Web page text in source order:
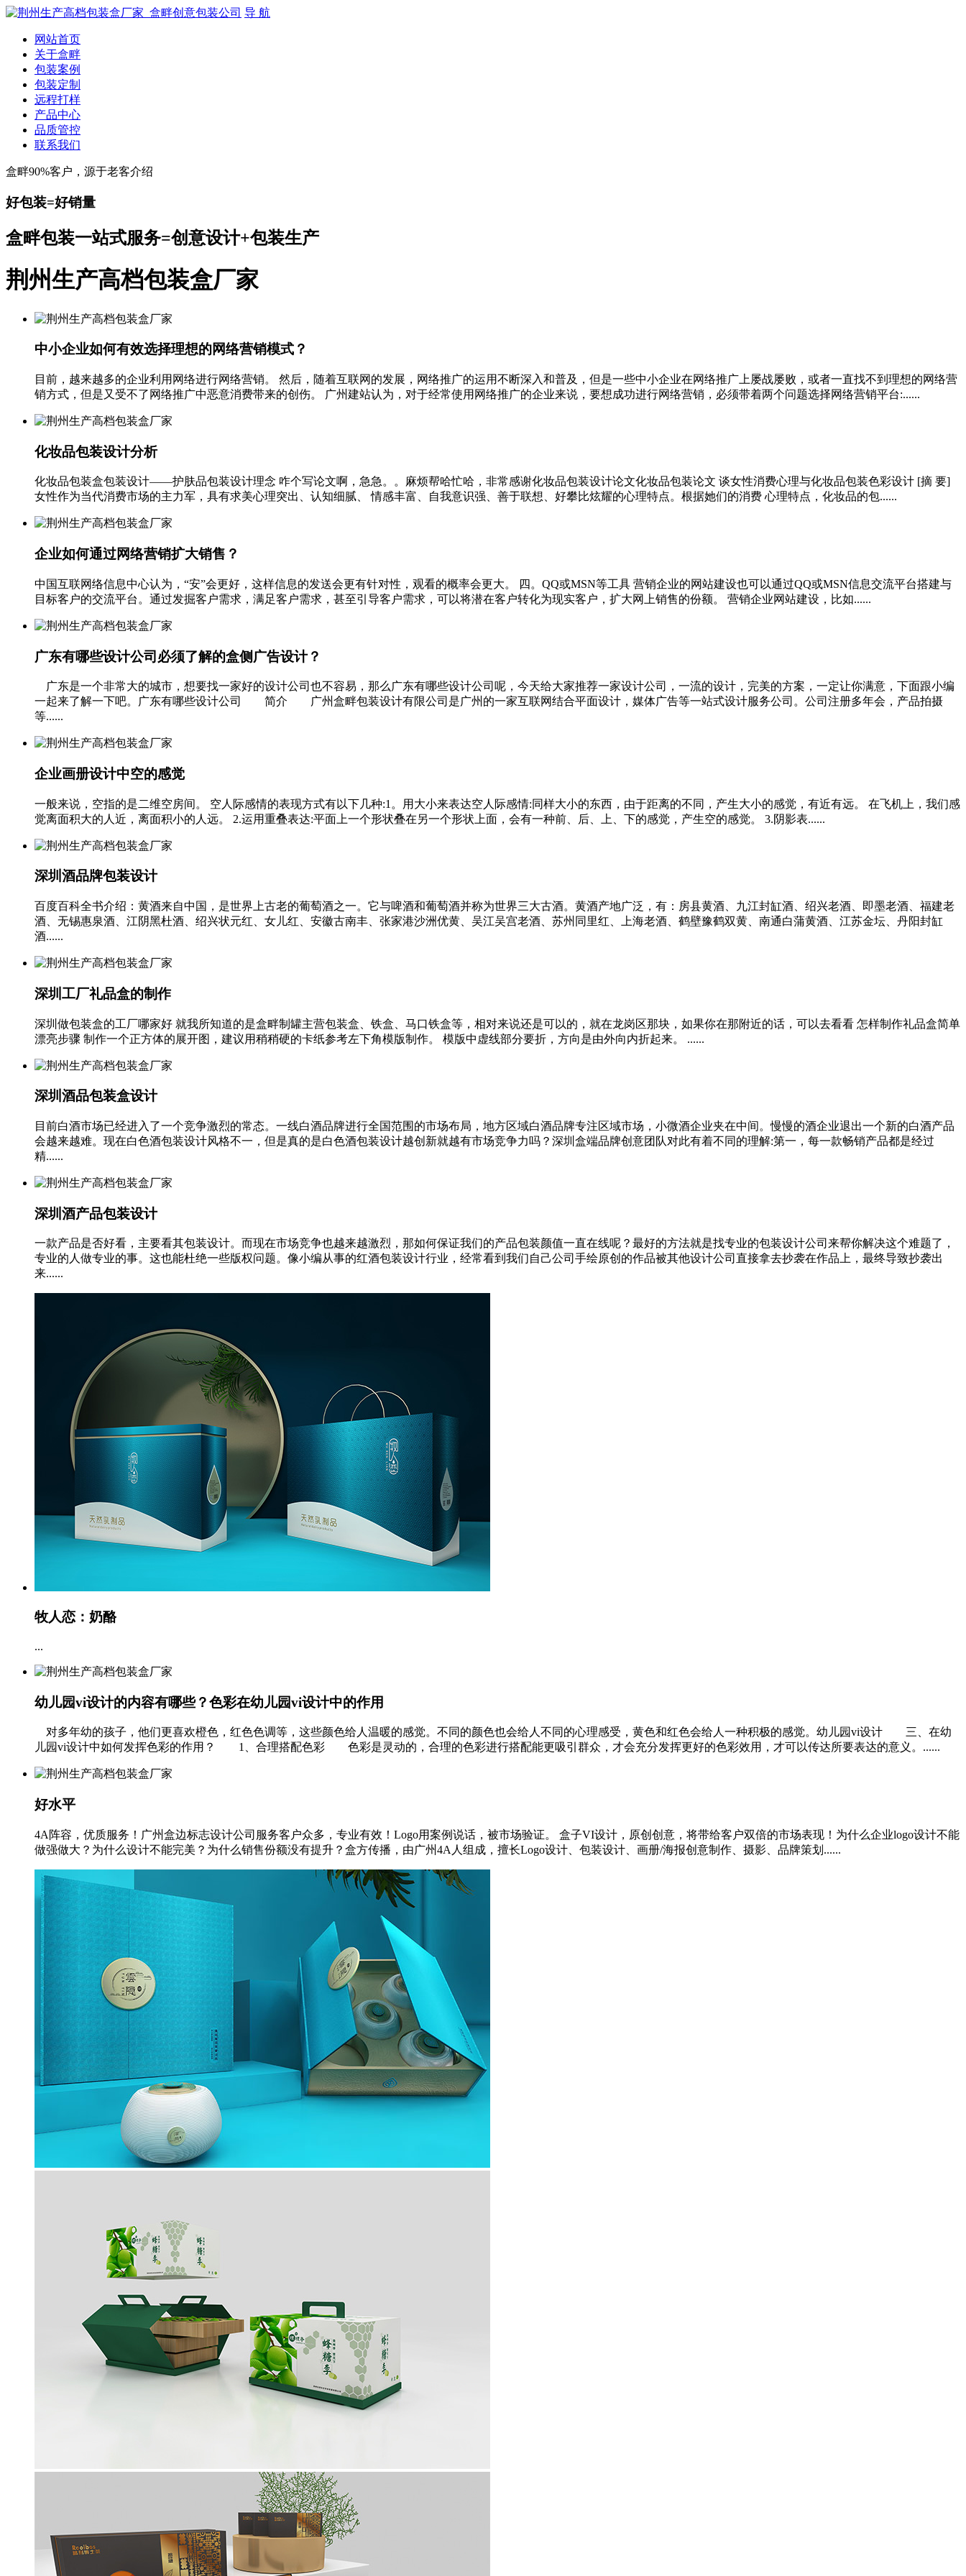
导 航
网站首页
关于盒畔
包装案例
包装定制
远程打样
产品中心
品质管控
联系我们
盒畔90%客户，源于老客介绍
好包装=好销量
盒畔包装一站式服务=创意设计+包装生产
荆州生产高档包装盒厂家
中小企业如何有效选择理想的网络营销模式？
目前，越来越多的企业利用网络进行网络营销。 然后，随着互联网的发展，网络推广的运用不断深入和普及，但是一些中小企业在网络推广上屡战屡败，或者一直找不到理想的网络营
销方式，但是又受不了网络推广中恶意消费带来的创伤。 广州建站认为，对于经常使用网络推广的企业来说，要想成功进行网络营销，必须带着两个问题选择网络营销平台:......
化妆品包装设计分析
化妆品包装盒包装设计——护肤品包装设计理念 咋个写论文啊，急急。。麻烦帮哈忙哈，非常感谢化妆品包装设计论文化妆品包装论文 谈女性消费心理与化妆品包装色彩设计 [摘 要]
女性作为当代消费市场的主力军，具有求美心理突出、认知细腻、 情感丰富、自我意识强、善于联想、好攀比炫耀的心理特点。根据她们的消费 心理特点，化妆品的包......
企业如何通过网络营销扩大销售？
中国互联网络信息中心认为，“安”会更好，这样信息的发送会更有针对性，观看的概率会更大。 四。QQ或MSN等工具 营销企业的网站建设也可以通过QQ或MSN信息交流平台搭建与
目标客户的交流平台。通过发掘客户需求，满足客户需求，甚至引导客户需求，可以将潜在客户转化为现实客户，扩大网上销售的份额。 营销企业网站建设，比如......
广东有哪些设计公司必须了解的盒侧广告设计？
广东是一个非常大的城市，想要找一家好的设计公司也不容易，那么广东有哪些设计公司呢，今天给大家推荐一家设计公司，一流的设计，完美的方案，一定让你满意，下面跟小编
一起来了解一下吧。广东有哪些设计公司 简介 广州盒畔包装设计有限公司是广州的一家互联网结合平面设计，媒体广告等一站式设计服务公司。公司注册多年会，产品拍摄
等......
企业画册设计中空的感觉
一般来说，空指的是二维空房间。 空人际感情的表现方式有以下几种:1。用大小来表达空人际感情:同样大小的东西，由于距离的不同，产生大小的感觉，有近有远。 在飞机上，我们感
觉离面积大的人近，离面积小的人远。 2.运用重叠表达:平面上一个形状叠在另一个形状上面，会有一种前、后、上、下的感觉，产生空的感觉。 3.阴影表......
深圳酒品牌包装设计
百度百科全书介绍：黄酒来自中国，是世界上古老的葡萄酒之一。它与啤酒和葡萄酒并称为世界三大古酒。黄酒产地广泛，有：房县黄酒、九江封缸酒、绍兴老酒、即墨老酒、福建老
酒、无锡惠泉酒、江阴黑杜酒、绍兴状元红、女儿红、安徽古南丰、张家港沙洲优黄、吴江吴宫老酒、苏州同里红、上海老酒、鹤壁豫鹤双黄、南通白蒲黄酒、江苏金坛、丹阳封缸
酒......
深圳工厂礼品盒的制作
深圳做包装盒的工厂哪家好 就我所知道的是盒畔制罐主营包装盒、铁盒、马口铁盒等，相对来说还是可以的，就在龙岗区那块，如果你在那附近的话，可以去看看 怎样制作礼品盒简单
漂亮步骤 制作一个正方体的展开图，建议用稍稍硬的卡纸参考左下角模版制作。 模版中虚线部分要折，方向是由外向内折起来。 ......
深圳酒品包装盒设计
目前白酒市场已经进入了一个竞争激烈的常态。一线白酒品牌进行全国范围的市场布局，地方区域白酒品牌专注区域市场，小微酒企业夹在中间。慢慢的酒企业退出一个新的白酒产品
会越来越难。现在白色酒包装设计风格不一，但是真的是白色酒包装设计越创新就越有市场竞争力吗？深圳盒端品牌创意团队对此有着不同的理解:第一，每一款畅销产品都是经过
精......
深圳酒产品包装设计
一款产品是否好看，主要看其包装设计。而现在市场竞争也越来越激烈，那如何保证我们的产品包装颜值一直在线呢？最好的方法就是找专业的包装设计公司来帮你解决这个难题了，
专业的人做专业的事。这也能杜绝一些版权问题。像小编从事的红酒包装设计行业，经常看到我们自己公司手绘原创的作品被其他设计公司直接拿去抄袭在作品上，最终导致抄袭出
来......
牧人恋：奶酪
...
幼儿园vi设计的内容有哪些？色彩在幼儿园vi设计中的作用
对多年幼的孩子，他们更喜欢橙色，红色色调等，这些颜色给人温暖的感觉。不同的颜色也会给人不同的心理感受，黄色和红色会给人一种积极的感觉。幼儿园vi设计 三、在幼
儿园vi设计中如何发挥色彩的作用？ 1、合理搭配色彩 色彩是灵动的，合理的色彩进行搭配能更吸引群众，才会充分发挥更好的色彩效用，才可以传达所要表达的意义。......
好水平
4A阵容，优质服务！广州盒边标志设计公司服务客户众多，专业有效！Logo用案例说话，被市场验证。 盒子VI设计，原创创意，将带给客户双倍的市场表现！为什么企业logo设计不能
做强做大？为什么设计不能完美？为什么销售份额没有提升？盒方传播，由广州4A人组成，擅长Logo设计、包装设计、画册/海报创意制作、摄影、品牌策划......